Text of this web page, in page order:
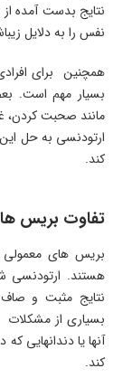
نتایج بدست آمده
نفس را به دلایل
همچنین برای
بسیار مهم است.
مانند صحبت کردن،
ارتودنسی به حل
کند.
تفاوت بریس
بریس های معمولی
هستند. ارتودنسی
نتایج مثبت و
بسیاری از
آنها یا دندانهایی
کند.